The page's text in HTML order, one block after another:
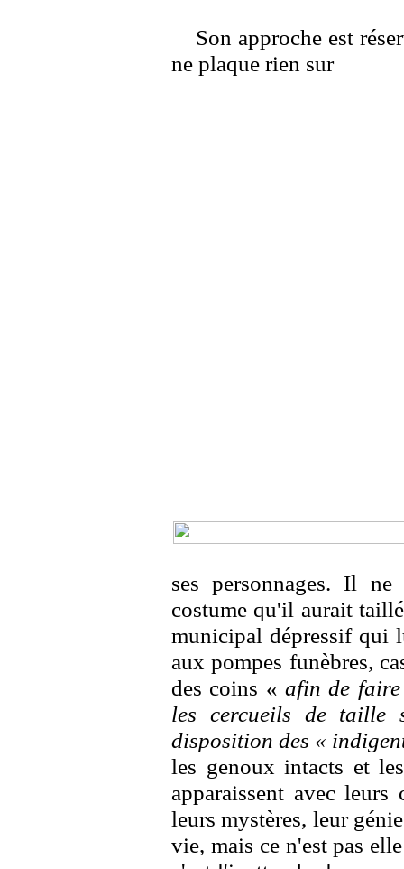
Son approche est
ne plaque rien sur
ses personnages. Il
costume qu'il aurait
municipal dépressif qui
aux pompes funèbres,
des coins «afin de
les cercueils de
disposition des «
les genoux intacts et
apparaissent avec leurs
leurs mystères, leur
vie, mais ce n'est pas